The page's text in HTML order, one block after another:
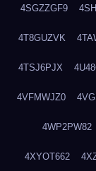
4SGZZGF9
4T8GUZVK
4TSJ6PJX
4VFMWJZ0
4WP2PW82
4XYOT662